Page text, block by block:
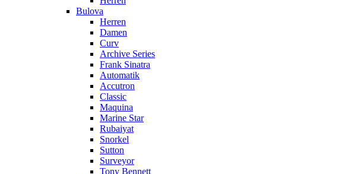
Bulova
Herren
Damen
Curv
Archive Series
Frank Sinatra
Automatik
Accutron
Classic
Maquina
Marine Star
Rubaiyat
Snorkel
Sutton
Surveyor
Tony Bennett